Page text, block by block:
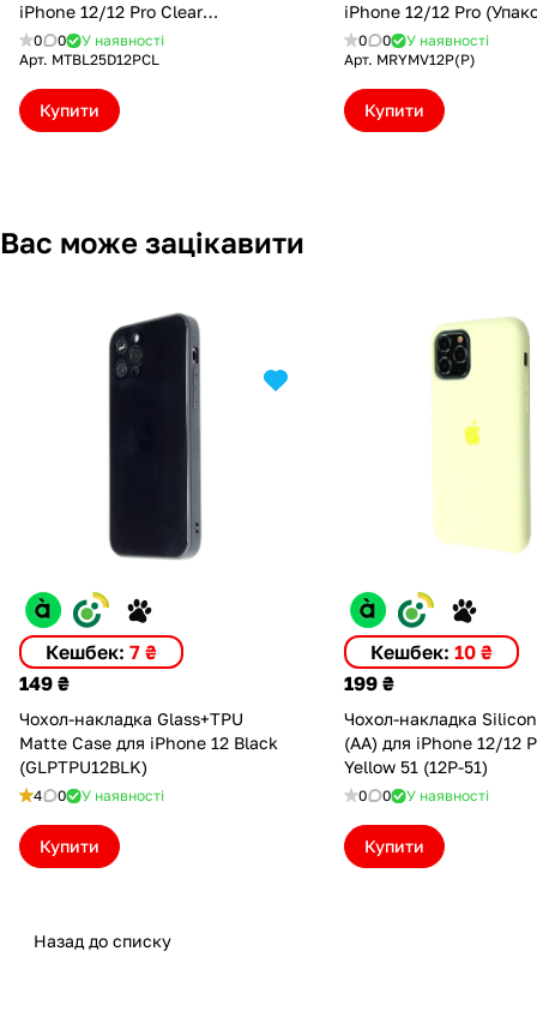
iPhone 12/12 Pro Clear
(MTBL25D12PCL)
0 0
У наявності
Арт. MTBL25D12PCL
Купити
iPhone 12/12 Pro
конверт)
0 0
У наявності
Арт. MRYMV12P(P)
Купити
Вас може зацікавити
Кешбек: 7 ₴
149 ₴
Чохол-накладка Glass+TPU
Matte Case для iPhone 12 Black
(GLPTPU12BLK)
4 0 У наявності
Купити
Кешбек:10 ₴
199 ₴
Чохол-накладка
(AA) для iPhone 12/12
Yellow 51 (12P-51)
0 0 У наявності
Купити
Назад до списку